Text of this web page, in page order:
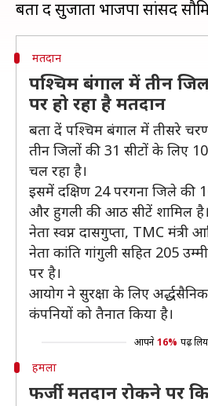
मतदान
पश्चिम बंगाल में तीन
पर हो रहा है मतदान
बता दें पश्चिम बंगाल में तीसरे
तीन जिलों की 31 सीटों के लिए
चल रहा है।
इसमें दक्षिण 24 परगना जिले की
और हुगली की आठ सीटें शामिल
नेता स्वप्न दासगुप्ता, TMC मंत्री
नेता कांति गांगुली सहित 205
पर है।
आयोग ने सुरक्षा के लिए
कंपनियों को तैनात किया है।
आपने 16% पढ़
हमला
फर्जी मतदान रोकने पर